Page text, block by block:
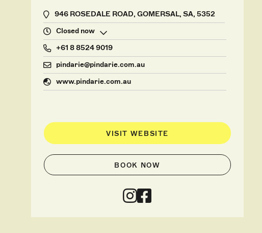
946 ROSEDALE ROAD, GOMERSAL, SA, 5352
Closed now
+61 8 8524 9019
pindarie@pindarie.com.au
www.pindarie.com.au
VISIT WEBSITE
BOOK NOW